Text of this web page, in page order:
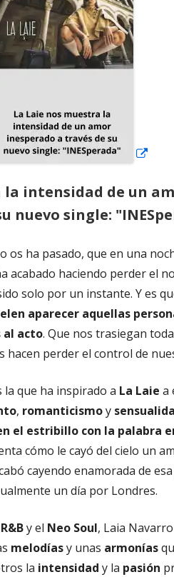
la intensidad de un
nuevo single:
os ha pasado, que en una
acabado haciendo perder el
solo por un instante. Y es
aparecer aquellas
al acto. Que nos trasiegan
perder el control de
la que ha inspirado a La Laie a
, romanticismoy
el estribillo con la palabra
cómo le cayó del cielo un
cayendo enamorada de
un día por Londres.
R&By el Neo Soul, Laia
melodíasy unas armonías
la intensidad y la pasión